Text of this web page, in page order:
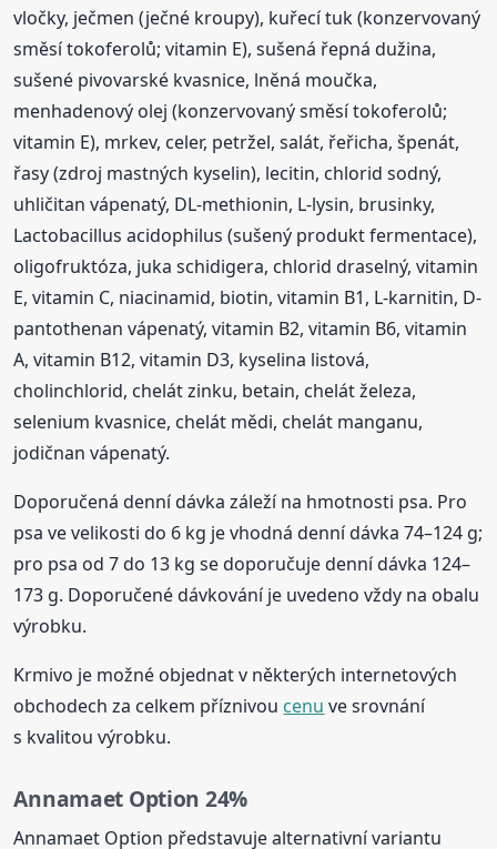
vločky, ječmen (ječné kroupy), kuřecí tuk (konzervovaný
směsí tokoferolů; vitamin E), sušená řepná dužina,
sušené pivovarské kvasnice, lněná moučka,
menhadenový olej (konzervovaný směsí tokoferolů;
vitamin E), mrkev, celer, petržel, salát, řeřicha, špenát,
řasy (zdroj mastných kyselin), lecitin, chlorid sodný,
uhličitan vápenatý, DL-methionin, L-lysin, brusinky,
Lactobacillus acidophilus (sušený produkt fermentace),
oligofruktóza, juka schidigera, chlorid draselný, vitamin
E, vitamin C, niacinamid, biotin, vitamin B1, L-karnitin, D-
pantothenan vápenatý, vitamin B2, vitamin B6, vitamin
A, vitamin B12, vitamin D3, kyselina listová,
cholinchlorid, chelát zinku, betain, chelát železa,
selenium kvasnice, chelát mědi, chelát manganu,
jodičnan vápenatý.
Doporučená denní dávka záleží na hmotnosti psa. Pro
psa ve velikosti do 6 kg je vhodná denní dávka 74–124 g;
pro psa od 7 do 13 kg se doporučuje denní dávka 124–
173 g. Doporučené dávkování je uvedeno vždy na obalu
výrobku.
Krmivo je možné objednat v některých internetových
obchodech za celkem příznivou cenu ve srovnání
s kvalitou výrobku.
Annamaet Option 24%
Annamaet Option představuje alternativní variantu